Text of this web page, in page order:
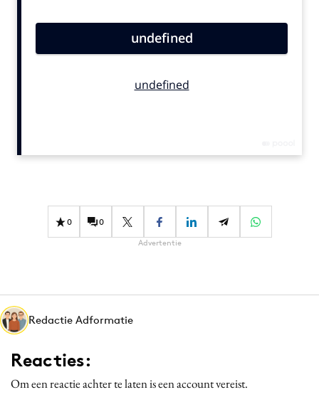
Carriere
Diversiteit
Interne communicatie
Martech
Media
Merkstrategie
PR
0 0
Advertentie
Redactie Adformatie
Reacties:
Om een reactie achter te laten is een account vereist.